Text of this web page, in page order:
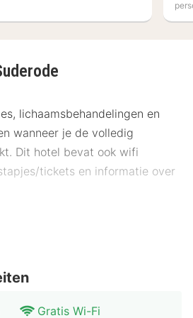
lichaamsbehandelingen en
wanneer je de volledig
Dit hotel bevat ook wifi
tickets en informatie over
maaltijd in het restaurant.
van 24 december 2024 tot 30
Gratis Wi-Fi